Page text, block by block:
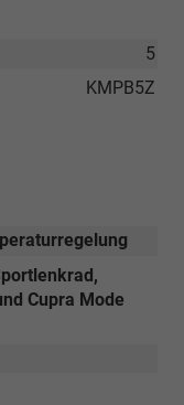
5
KMPB5Z
Cupra Mode